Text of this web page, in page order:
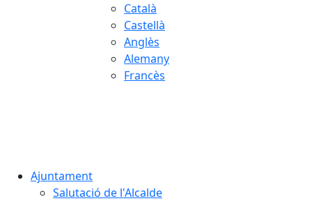
Català
Castellà
Anglès
Alemany
Francès
Ajuntament
Salutació de l'Alcalde